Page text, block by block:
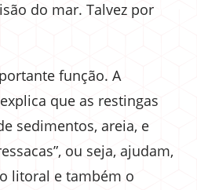
do mar. Talvez por
função. A
que as restingas
sedimentos, areia, e
ou seja, ajudam,
litoral e também o